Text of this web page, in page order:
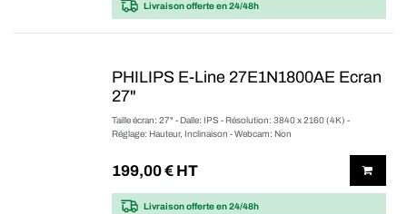
Livraison offerteen 24/48h
PHILIPS E-Line 27E1N1800AE Ecran
27"
Taille écran: 27" - Dalle: IPS - Résolution: 3840 x 2160 (4K) -
Réglage: Hauteur, Inclinaison - Webcam: Non
199,00€ HT
Livraison offerteen 24/48h